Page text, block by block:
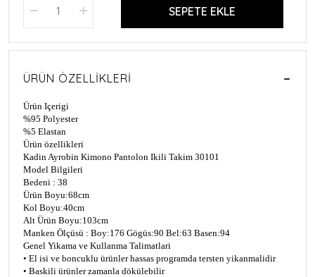
SEPETE EKLE
ÜRÜN ÖZELLIKLERI
Ürün Içerigi
%95 Polyester
%5 Elastan
Ürün özellikleri
Kadin Ayrobin Kimono Pantolon Ikili Takim 30101
Model Bilgileri
Bedeni : 38
Ürün Boyu:68cm
Kol Boyu:40cm
Alt Ürün Boyu:103cm
Manken Ölçüsü : Boy:176 Gögüs:90 Bel:63 Basen:94
Genel Yikama ve Kullanma Talimatlari
• El isi ve boncuklu ürünler hassas programda tersten yikanmalidir
• Baskili ürünler zamanla dökülebilir